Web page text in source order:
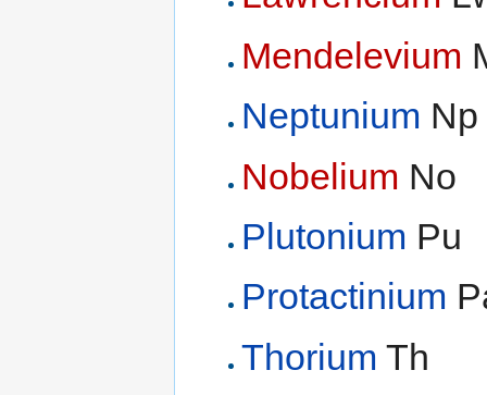
Mendelevium
Neptunium Np
Nobelium No
Plutonium Pu
Protactinium
Thorium Th